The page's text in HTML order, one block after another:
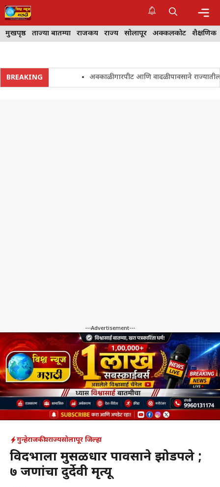
Skip
to
content
मुखपृष्ठ ताज्या बातम्या राजकीय राज्य सोलापूर अक्कलकोट शैक्षणिक
BREAKING अवकाळी गारपीट आणि वादळी पावसाने राज्यातील
---Advertisement---
गुन्हेराजकीयराज्यसोलापूर जिल्हा
विदर्भाला मुसळधार पावसाने झोडपले ;
७ जणांचा दुर्देवी मृत्यू